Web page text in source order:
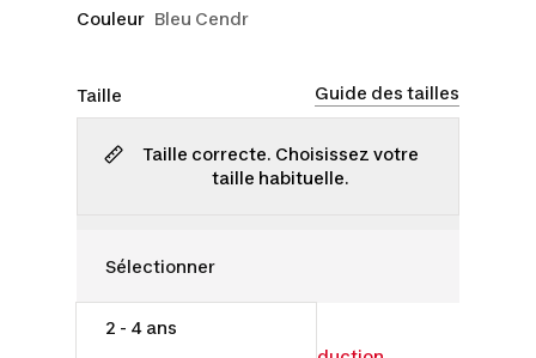
Couleur Bleu Cendr
Taille Guide des tailles
Taille correcte. Choisissez votre
taille habituelle.
2 - 4 ans